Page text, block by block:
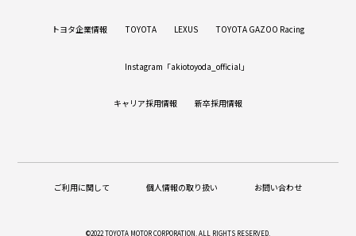
トヨタ企業情報 TOYOTA LEXUS TOYOTA GAZOO Racing
Instagram「akiotoyoda_official」
キャリア採用情報 新卒採用情報
ご利用に関して 個人情報の取り扱い お問い合わせ
©2022 TOYOTA MOTOR CORPORATION. ALL RIGHTS RESERVED.